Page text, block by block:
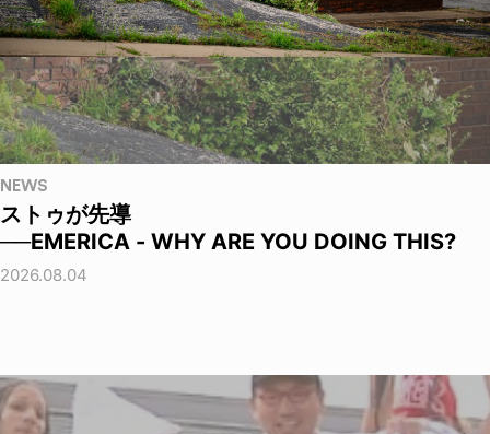
NEWS
ストゥが先導
──EMERICA - WHY ARE YOU DOING THIS?
2026.08.04